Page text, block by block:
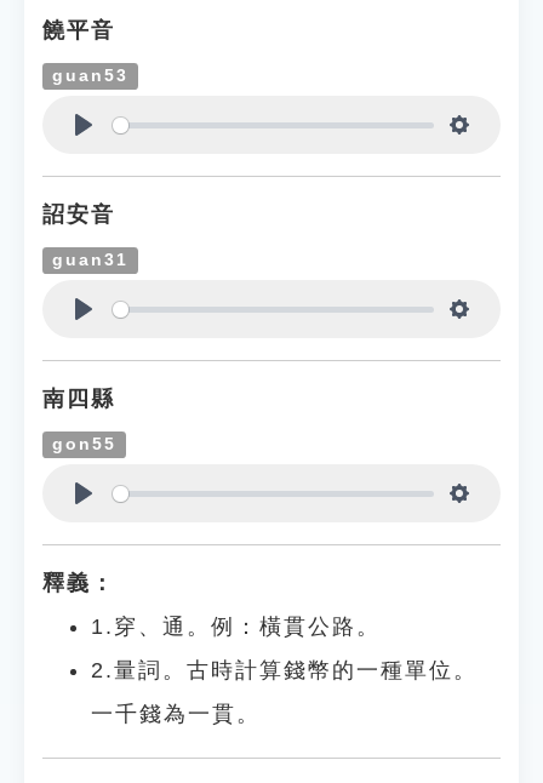
饒平音
guan53
詔安音
guan31
南四縣
gon55
釋義：
1.穿、通。例：橫貫公路。
2.量詞。古時計算錢幣的一種單位。
一千錢為一貫。